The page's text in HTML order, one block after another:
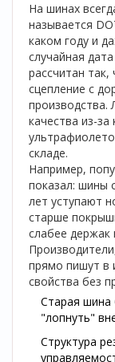
На шинах
называется
каком году и
случайная
рассчитан
сцепление с
производства.
качества из-
складе.
Например,
показал: шины
лет уступают
старше
слабее
прямо пишут в
свойства без
Старая шина
"лопнуть"
Структура